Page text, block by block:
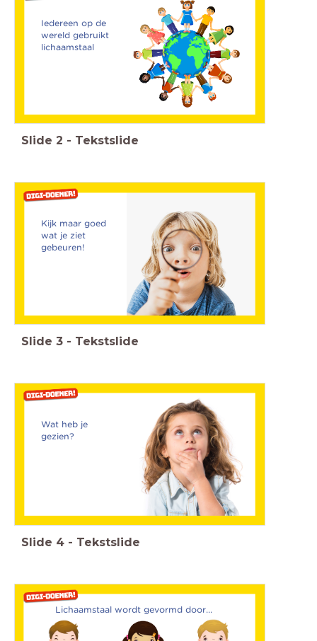
Iedereen op de
wereld gebruikt
lichaamstaal
Slide 2 - Tekstslide
Kijk maar goed
wat je ziet
gebeuren!
Slide 3 - Tekstslide
Wat heb je
gezien?
Slide 4 - Tekstslide
Lichaamstaal wordt gevormd door...